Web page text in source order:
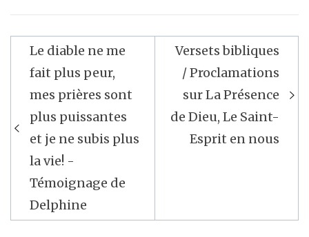
Navigation
de
l’article
Le diable ne me
fait plus peur,
mes prières sont
plus puissantes
et je ne subis plus
la vie! -
Témoignage de
Delphine
Versets bibliques
/ Proclamations
sur La Présence
de Dieu, Le Saint-
Esprit en nous